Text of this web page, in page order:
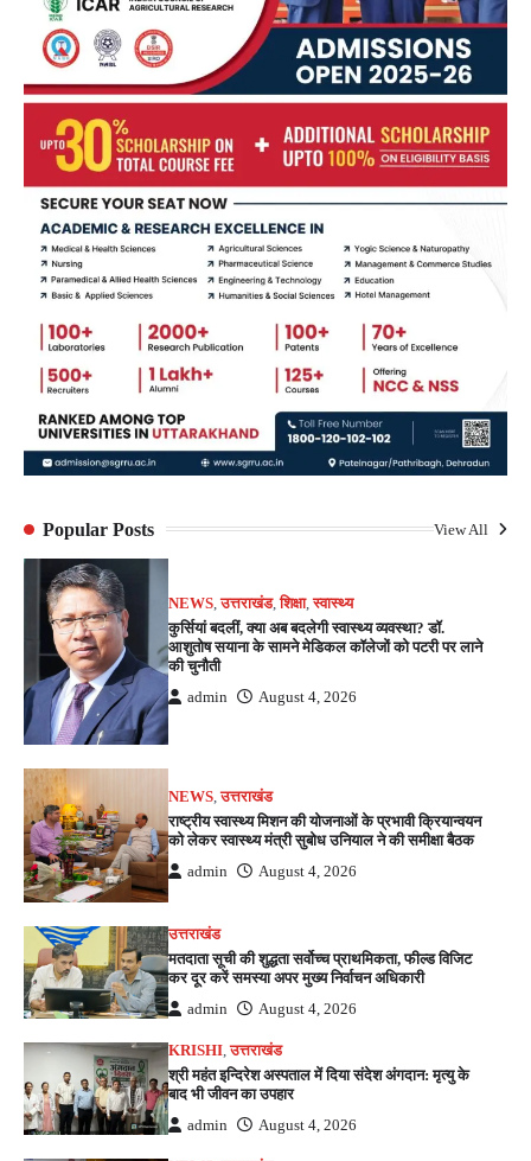
Popular Posts View All
NEWS,उत्तराखंड,शिक्षा,स्वास्थ्य
कुर्सियां बदलीं, क्या अब बदलेगी स्वास्थ्य व्यवस्था? डॉ.
आशुतोष सयाना के सामने मेडिकल कॉलेजों को पटरी पर लाने
की चुनौती
admin August 4, 2026
NEWS,उत्तराखंड
राष्ट्रीय स्वास्थ्य मिशन की योजनाओं के प्रभावी क्रियान्वयन
को लेकर स्वास्थ्य मंत्री सुबोध उनियाल ने की समीक्षा बैठक
admin August 4, 2026
उत्तराखंड
मतदाता सूची की शुद्धता सर्वोच्च प्राथमिकता, फील्ड विजिट
कर दूर करें समस्या अपर मुख्य निर्वाचन अधिकारी
admin August 4, 2026
KRISHI ,उत्तराखंड
श्री महंत इन्दिरेश अस्पताल में दिया संदेश अंगदान: मृत्यु के
बाद भी जीवन का उपहार
admin August 4, 2026